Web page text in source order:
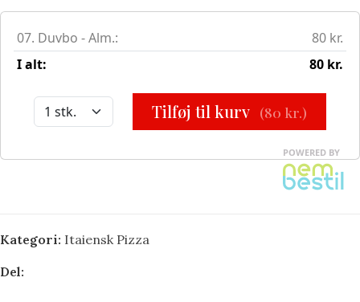
Kategori: Itaiensk Pizza
Del: